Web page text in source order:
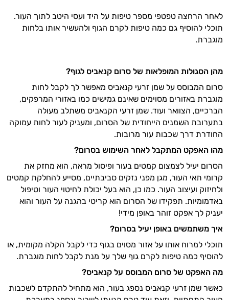
לאחר הרחצה טפטפי מספר טיפות על היד ועסי היטב לתוך העור.
תוכלי להוסיף גם כמה טיפות לקרם הגוף ולהעשיר אותו בלחות
מוגברת.
מהן הסגולות המופלאות של סרום קנאביס לגוף?
סרום המבוסס על שמן זרעי קנאביס מאפשר לך לקבל לחות
מוגברת באזורים מסוימים שאינם גמישים כמו באזורי המרפקים,
הברכיים, הצוואר ועוד. שמן זרעי הקנאביס משתלב מעולה
בתערובת השמנים הייחודית של הסרום, ומעניק לעור לחות עמוקה
החודרת דרך שכבות עור מרובות.
מהו האפקט המתקבל לאחר השימוש בסרום?
הסרום יעיל לצמצום קמטים בעור ופיסול מראה, הוא מחזק את
קרומי תאי העור, מגן מפני נזקים סביבתיים, מסייע להחלקת קמטים
ולחיזוק ועיצוב העור. כמו כן, הוא בעל יכולת לחיטוי העור וטיפול
באדמומיות. תפקידו של הסרום הוא קריטי בהגנה על העור והוא
יעניק לך אפקט זוהר באופן מידי!
איך משתמשים באופן יעיל בסרום?
תוכלי למרוח אותו על אזור מסוים בגוף כדי לקבל הקלה מקומית, או
להוסיף כמה טיפות לקרם גוף שלך על מנת לקבל לחות מוגברת.
מה האפקט של סרום המבוסס על קנאביס?
כאשר שמן זרעי קנאביס נספג בעור, הוא מתחיל להתקדם לשכבות